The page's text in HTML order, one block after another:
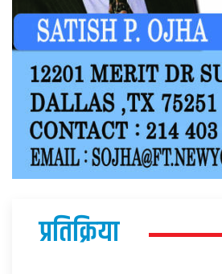
प्रतिक्रिया